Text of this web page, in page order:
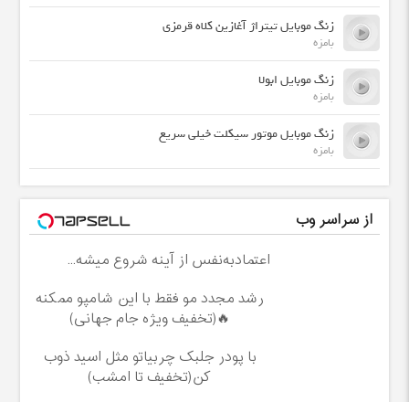
زنگ موبایل تیتراژ آغازین کلاه قرمزی
بامزه
زنگ موبایل ابولا
بامزه
زنگ موبایل موتور سیکلت خیلی سریع
بامزه
از سراسر وب
اعتمادبه‌نفس از آینه شروع میشه...
رشد مجدد مو فقط با این شامپو ممکنه
🔥(تخفیف ویژه جام جهانی)
با پودر جلبک چربیاتو مثل اسید ذوب
کن(تخفیف تا امشب)